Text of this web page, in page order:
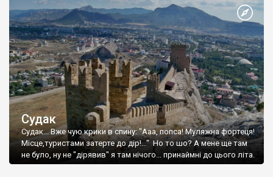
Судак
Судак... Вже чую крики в спину: "Ааа, попса! Муляжна фортеця!
Місце,туристами затерте до дір!..." Но то шо? А мене ще там
не було, ну не "дірявив" я там нічого... принаймні до цього літа.